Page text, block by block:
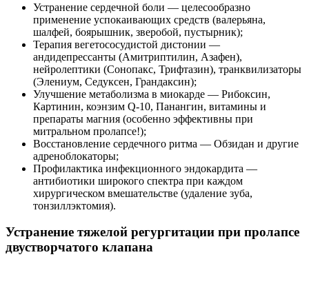
Устранение сердечной боли — целесообразно
применение успокаивающих средств (валерьяна,
шалфей, боярышник, зверобой, пустырник);
Терапия вегетососудистой дистонии —
андидепрессанты (Амитриптилин, Азафен),
нейролептики (Сонопакс, Трифтазин), транквилизаторы
(Элениум, Седуксен, Грандаксин);
Улучшение метаболизма в миокарде — Рибоксин,
Картинин, коэнзим Q-10, Панангин, витамины и
препараты магния (особенно эффективны при
митральном пролапсе!);
Восстановление сердечного ритма — Обзидан и другие
адреноблокаторы;
Профилактика инфекционного эндокардита —
антибиотики широкого спектра при каждом
хирургическом вмешательстве (удаление зуба,
тонзиллэктомия).
Устранение тяжелой регургитации при пролапсе
двустворчатого клапана